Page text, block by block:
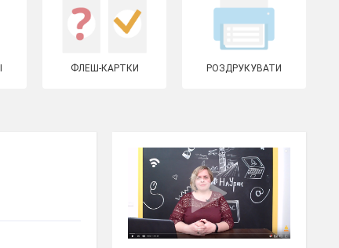
ФЛЕШ-КАРТКИ РОЗДРУКУВАТИ